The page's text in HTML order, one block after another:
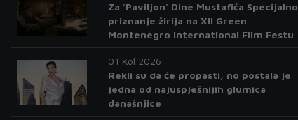
Za 'Paviljon' Dine Mustafića Specijalno
priznanje žirija na XII Green
Montenegro International Film Festu
01 Kol 2026
Rekli su da će propasti, no postala je
jedna od najuspješnijih glumica
današnjice